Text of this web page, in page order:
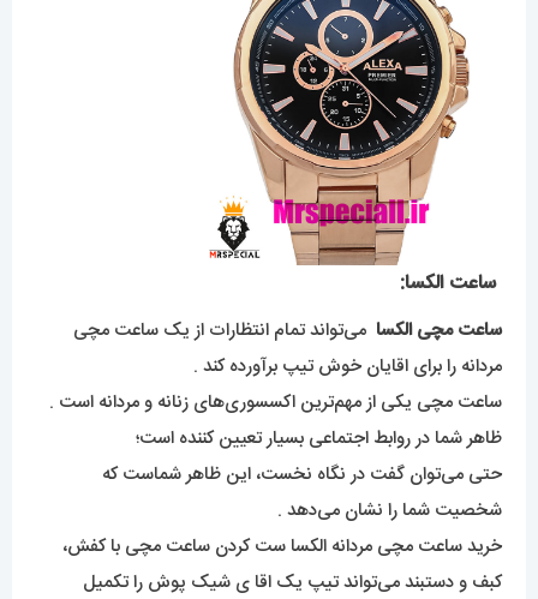
ساعت الکسا:
ساعت مچی الکسا می‌تواند تمام انتظارات از یک ساعت مچی
مردانه را برای اقایان خوش تیپ برآورده کند .
ساعت مچی یکی از مهم‌ترین اکسسوری‌های زنانه و مردانه است .
ظاهر شما در روابط اجتماعی بسیار تعیین کننده است‌؛
حتی می‌توان گفت در نگاه نخست، این ظاهر شماست که
شخصیت شما را نشان می‌دهد .
خرید ساعت مچی مردانه الکسا ست کردن ساعت مچی با کفش،
کبف و دستبند می‌تواند تیپ یک اقا ی شیک پوش را تکمیل